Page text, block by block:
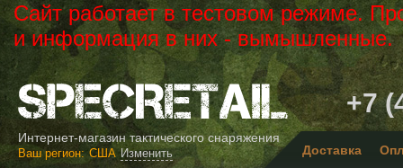
Сайт работает в тестовом режиме.
и информация в них - вымышленные.
Интернет-магазин тактического снаряжения
+7
Доставка
Изменить
Ваш регион: США